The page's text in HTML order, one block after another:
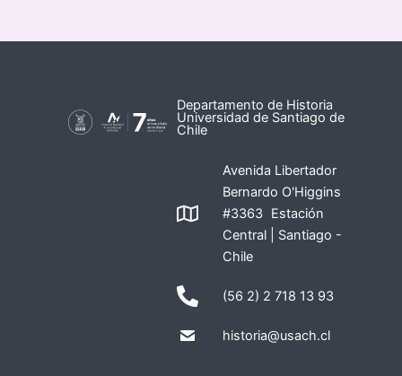
Departamento de Historia
Universidad de Santiago de
Chile
Avenida Libertador
Bernardo O'Higgins
#3363 Estación
Central | Santiago -
Chile
(56 2) 2 718 13 93
historia@usach.cl